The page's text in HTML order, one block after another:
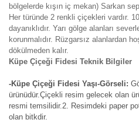
bölgelerde kışın iç mekan) Sarkan
Her türünde 2 renkli çiçekleri vardır.
dayanıklıdır. Yarı gölge alanları
korunmalıdır. Rüzgarsız alanlardan
dökülmeden kalır.
Küpe Çiçeği Fidesi Teknik Bilgiler
-Küpe Çiçeği Fidesi Yaşı-Görseli:
ürünüdür.Çiçekli resim gelecek olan
resmi temsilidir.2. Resimdeki paper
olan bitkdir.